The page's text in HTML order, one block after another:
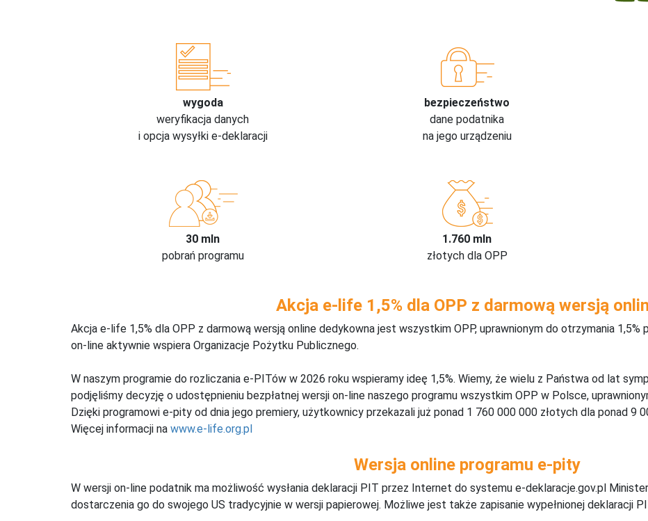
wygoda
weryfikacja danych
i opcja wysyłki e-deklaracji
bezpieczeństwo
dane podatnika
na jego urządzeniu
30 mln
pobrań programu
1.760 mln
złotych dla OPP
Akcja e-life 1,5% dla OPP z darmową wersją
Akcja e-life 1,5% dla OPP z darmową wersją online dedykowna jest wszystkim OPP, uprawnionym do otrzymania
on-line aktywnie wspiera Organizacje Pożytku Publicznego.
W naszym programie do rozliczania e-PITów w 2026 roku wspieramy ideę 1,5%. Wiemy, że wielu z Państwa od lat
podjęliśmy decyzję o udostępnieniu bezpłatnej wersji on-line naszego programu wszystkim OPP w Polsce,
Dzięki programowi e-pity od dnia jego premiery, użytkownicy przekazali już ponad 1 760 000 000 złotych dla ponad 9
Więcej informacji na www.e-life.org.pl
Wersja online programu e-pity
W wersji on-line podatnik ma możliwość wysłania deklaracji PIT przez Internet do systemu e-deklaracje.gov.pl
dostarczenia go do swojego US tradycyjnie w wersji papierowej. Możliwe jest także zapisanie wypełnionej deklaracji